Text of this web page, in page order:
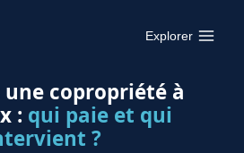
Explorer
une copropriété à
: qui paie et qui
?